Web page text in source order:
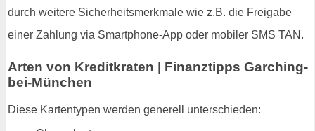
durch weitere Sicherheitsmerkmale wie z.B. die Freigabe
einer Zahlung via Smartphone-App oder mobiler SMS TAN.
Arten von Kreditkraten | Finanztipps Garching-
bei-München
Diese Kartentypen werden generell unterschieden: